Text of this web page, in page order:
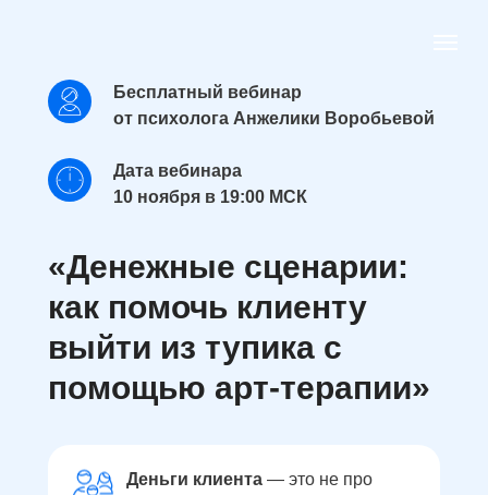
Бесплатный вебинар
от психолога Анжелики Воробьевой
Дата вебинара
10 ноября в 19:00 МСК
«Денежные сценарии:
как помочь клиенту
выйти из тупика с
помощью арт-терапии»
Деньги клиента — это не про